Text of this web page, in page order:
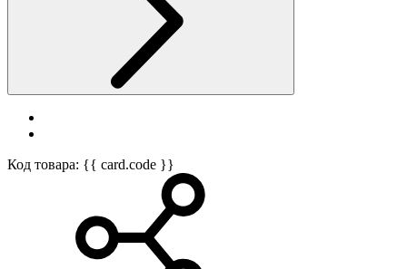
Код товара: {{ card.code }}